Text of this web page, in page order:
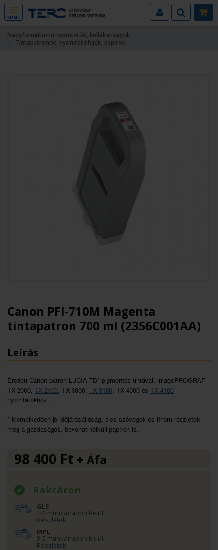
MENÜ
Nagyformátumú nyomtatók, kellékanyagok
Tintapatronok, nyomtatófejek, papírok
Canon PFI-710M Magenta
tintapatron 700 ml (2356C001AA)
Leírás
Eredeti Canon patron LUCIA TD* pigmentes tintával, imagePROGRAF
TX-2000, TX-2100, TX-3000, TX-3100, TX-4000 és TX-4100
nyomtatókhoz.
* kiemelkedően jó időjárásállóság, éles szövegek és finom részletek
még a gazdaságos, bevonat nélküli papíron is.
98 400 Ft + Áfa
Raktáron
GLS
1-2 munkanapon belül
Részletek
MPL
3-5 munkanapon belül
Részletek